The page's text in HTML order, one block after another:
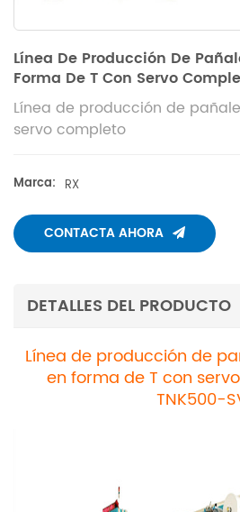
Línea De Producción De
Forma De T Con Servo
Línea de producción de
servo completo
Marca: RX
CONTACTA AHORA
DETALLES DEL PRODUCTO
Línea de producción de
en forma de T con
TNK500-